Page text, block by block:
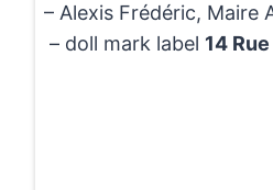
– Alexis Frédéric, Maire
– doll mark label 14